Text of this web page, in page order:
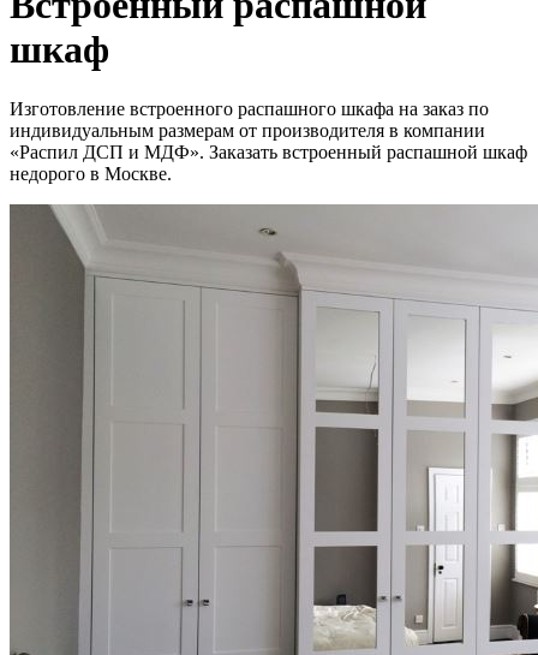
шкаф
Изготовление встроенного распашного шкафа на заказ по
индивидуальным размерам от производителя в компании
«Распил ДСП и МДФ». Заказать встроенный распашной шкаф
недорого в Москве.